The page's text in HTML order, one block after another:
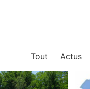
Tout Actus